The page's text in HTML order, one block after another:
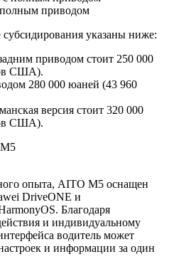
полным приводом
указаны ниже:
приводом стоит 250 000
США).
280 000 юаней (43 960
версия стоит 320 000
США).
опыта, AITO M5 оснащен
DriveONE и
Благодаря
и индивидуальному
водитель может
и информации за один